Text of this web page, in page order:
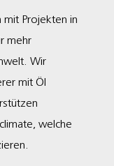
mit Projekten in
mehr
Wir
mit Öl
welche